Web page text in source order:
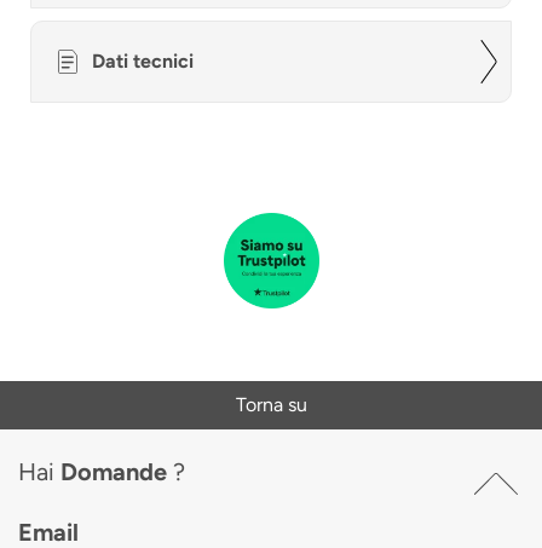
Dati tecnici
Torna su
Hai Domande ?
Email